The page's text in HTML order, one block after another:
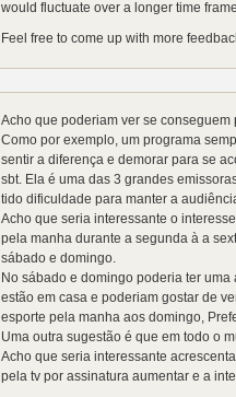
would fluctuate over a longer time
Feel free to come up with more
Acho que poderiam ver se
Como por exemplo, um programa
sentir a diferença e demorar para se
sbt. Ela é uma das 3 grandes
tido dificuldade para manter a
Acho que seria interessante o
pela manha durante a segunda à a
sábado e domingo.
No sábado e domingo poderia ter
estão em casa e poderiam gostar de
esporte pela manha aos domingo,
Uma outra sugestão é que em todo o
Acho que seria interessante
pela tv por assinatura aumentar e a